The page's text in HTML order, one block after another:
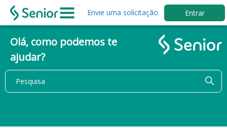
Envie uma solicitação Entrar
Olá, como podemos te
ajudar?